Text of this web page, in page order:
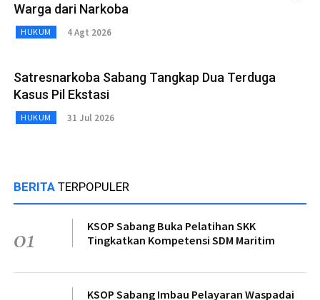
Warga dari Narkoba
HUKUM 4 Agt 2026
Satresnarkoba Sabang Tangkap Dua Terduga
Kasus Pil Ekstasi
HUKUM 31 Jul 2026
BERITA TERPOPULER
01
KSOP Sabang Buka Pelatihan SKK
Tingkatkan Kompetensi SDM Maritim
KSOP Sabang Imbau Pelayaran Waspadai